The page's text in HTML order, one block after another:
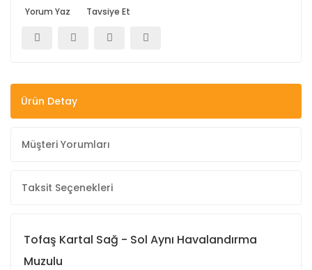
Yorum Yaz Tavsiye Et
Ürün Detay
Müşteri Yorumları
Taksit Seçenekleri
Tofaş Kartal Sağ - Sol Aynı Havalandırma
Muzulu